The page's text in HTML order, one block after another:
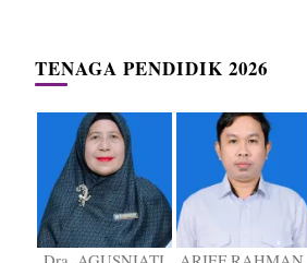
TENAGA PENDIDIK 2026